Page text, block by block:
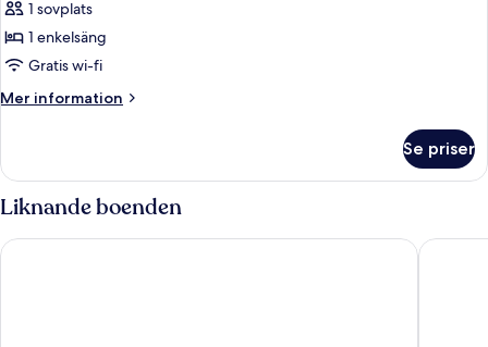
för
Enkelrum
-
1
enkelsäng
1 sovplats
1 enkelsäng
Gratis wi-fi
Mer information
Mer
-
1
enkelsäng
Se priser
Liknande boenden
Milling Hotel Gestus